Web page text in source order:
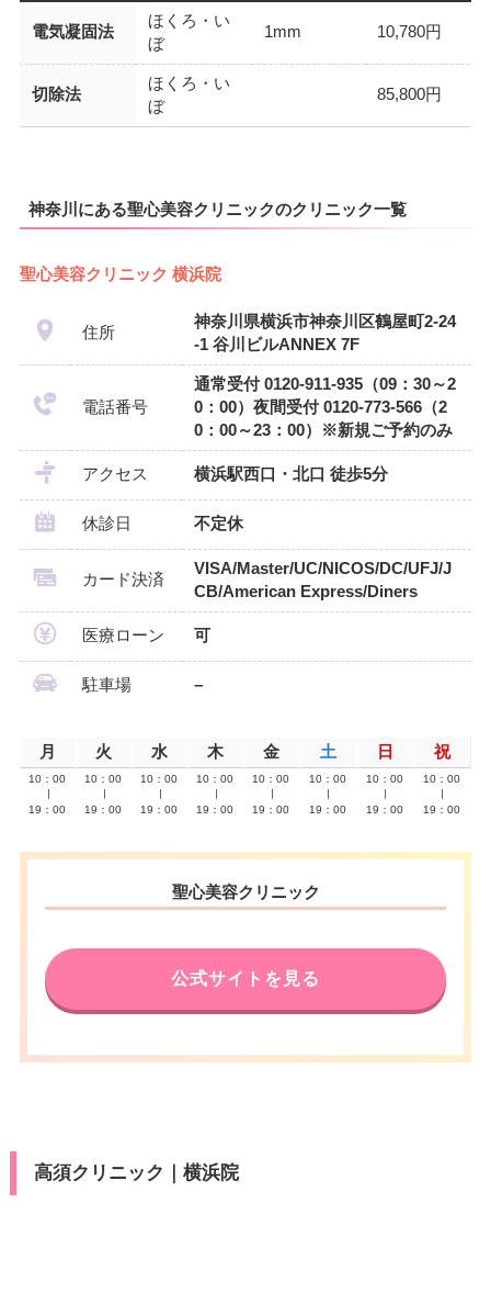
電気凝固法
ほくろ・い
ぼ
1mm 10,780円
切除法
ほくろ・い
ぼ
85,800円
神奈川にある聖心美容クリニックのクリニック一覧
聖心美容クリニック 横浜院
住所
神奈川県横浜市神奈川区鶴屋町2-24
-1 谷川ビルANNEX 7F
電話番号
通常受付 0120-911-935（09：30～2
0：00）夜間受付 0120-773-566（2
0：00～23：00）※新規ご予約のみ
アクセス 横浜駅西口・北口 徒歩5分
休診日 不定休
カード決済
VISA/Master/UC/NICOS/DC/UFJ/J
CB/American Express/Diners
医療ローン 可
駐車場 –
月 火 水 木 金 土 日 祝
10：00
19：00
10：00
19：00
10：00
19：00
10：00
19：00
10：00
19：00
10：00
19：00
10：00
19：00
10：00
19：00
聖心美容クリニック
公式サイトを見る
高須クリニック｜横浜院